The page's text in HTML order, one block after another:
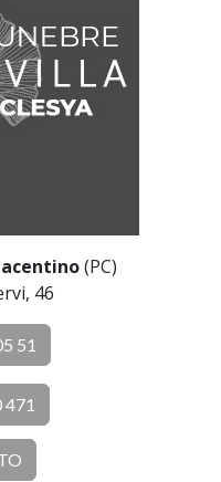
(PC)
46
51
471